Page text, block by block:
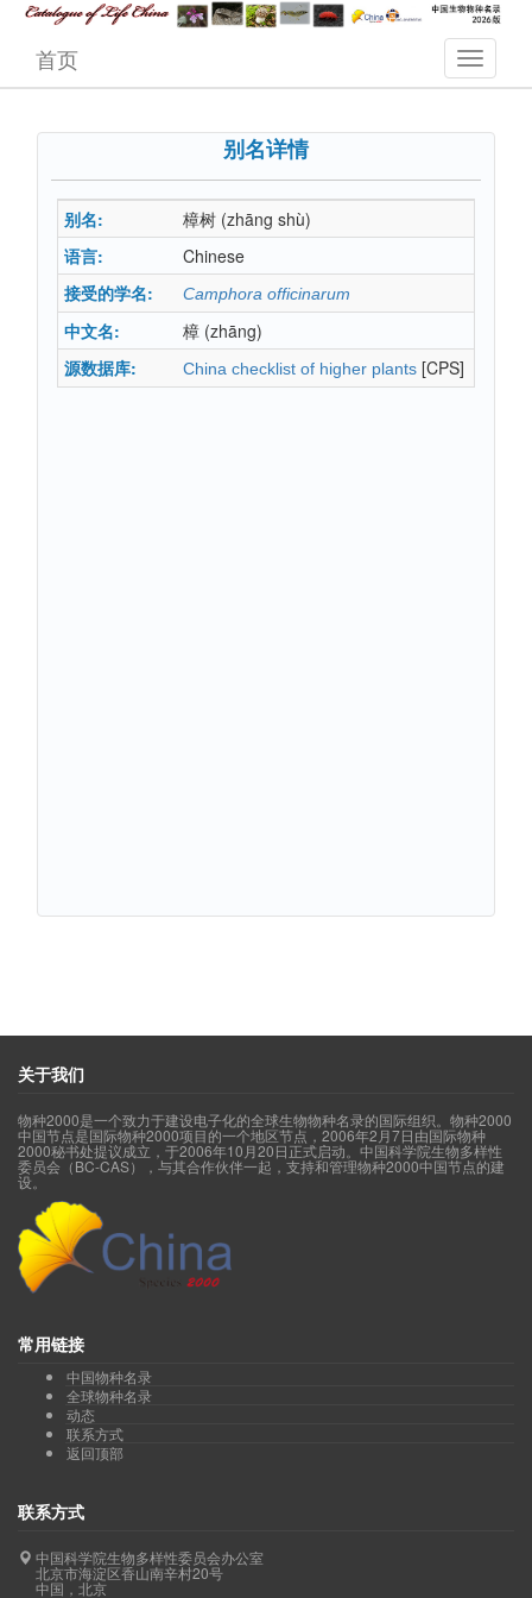
首页
别名详情
别名: 樟树 (zhāng shù)
语言:
Chinese
接受的学名:
Camphora officinarum
中文名: 樟 (zhāng)
源数据库:
China checklist of higher plants [CPS]
关于我们
物种2000是一个致力于建设电子化的全球生物物种名录的国际组织。物种2000
中国节点是国际物种2000项目的一个地区节点，2006年2月7日由国际物种
2000秘书处提议成立，于2006年10月20日正式启动。中国科学院生物多样性
委员会（BC-CAS），与其合作伙伴一起，支持和管理物种2000中国节点的建
设。
常用链接
中国物种名录
全球物种名录
动态
联系方式
返回顶部
联系方式
中国科学院生物多样性委员会办公室
北京市海淀区香山南辛村20号
中国，北京